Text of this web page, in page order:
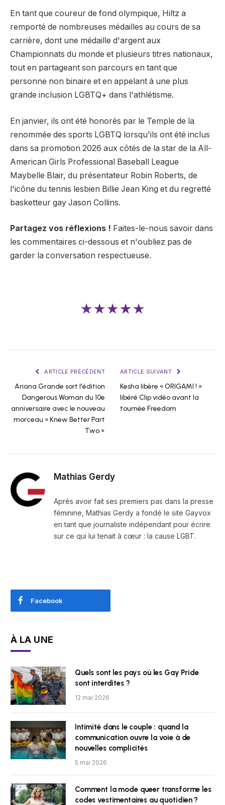
En tant que coureur de fond olympique, Hiltz a
remporté de nombreuses médailles au cours de sa
carrière, dont une médaille d'argent aux
Championnats du monde et plusieurs titres nationaux,
tout en partageant son parcours en tant que
personne non binaire et en appelant à une plus
grande inclusion LGBTQ+ dans l'athlétisme.
En janvier, ils ont été honorés par le Temple de la
renommée des sports LGBTQ lorsqu'ils ont été inclus
dans sa promotion 2026 aux côtés de la star de la All-
American Girls Professional Baseball League
Maybelle Blair, du présentateur Robin Roberts, de
l'icône du tennis lesbien Billie Jean King et du regretté
basketteur gay Jason Collins.
Partagez vos réflexions ! Faites-le-nous savoir dans
les commentaires ci-dessous et n'oubliez pas de
garder la conversation respectueuse.
★★★★★
ARTICLE PRÉCÉDENT
Ariana Grande sort l'édition
Dangerous Woman du 10e
anniversaire avec le nouveau
morceau « Knew Better Part
Two »
ARTICLE SUIVANT
Kesha libère « ORIGAMI ! »
libéré Clip vidéo avant la
tournée Freedom
Mathias Gerdy
Après avoir fait ses premiers pas dans la presse
féminine, Mathias Gerdy a fondé le site Gayvox
en tant que journaliste indépendant pour écrire
sur ce qui lui tenait à cœur : la cause LGBT.
Facebook
À LA UNE
Quels sont les pays où les Gay Pride
sont interdites ?
12 mai 2026
Intimité dans le couple : quand la
communication ouvre la voie à de
nouvelles complicités
5 mai 2026
Comment la mode queer transforme les
codes vestimentaires au quotidien ?